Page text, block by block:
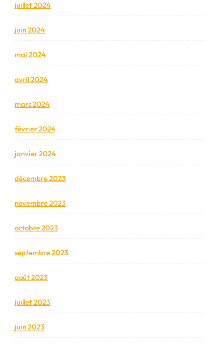
juillet 2024
juin 2024
mai 2024
avril 2024
mars 2024
février 2024
janvier 2024
décembre 2023
novembre 2023
octobre 2023
septembre 2023
août 2023
juillet 2023
juin 2023